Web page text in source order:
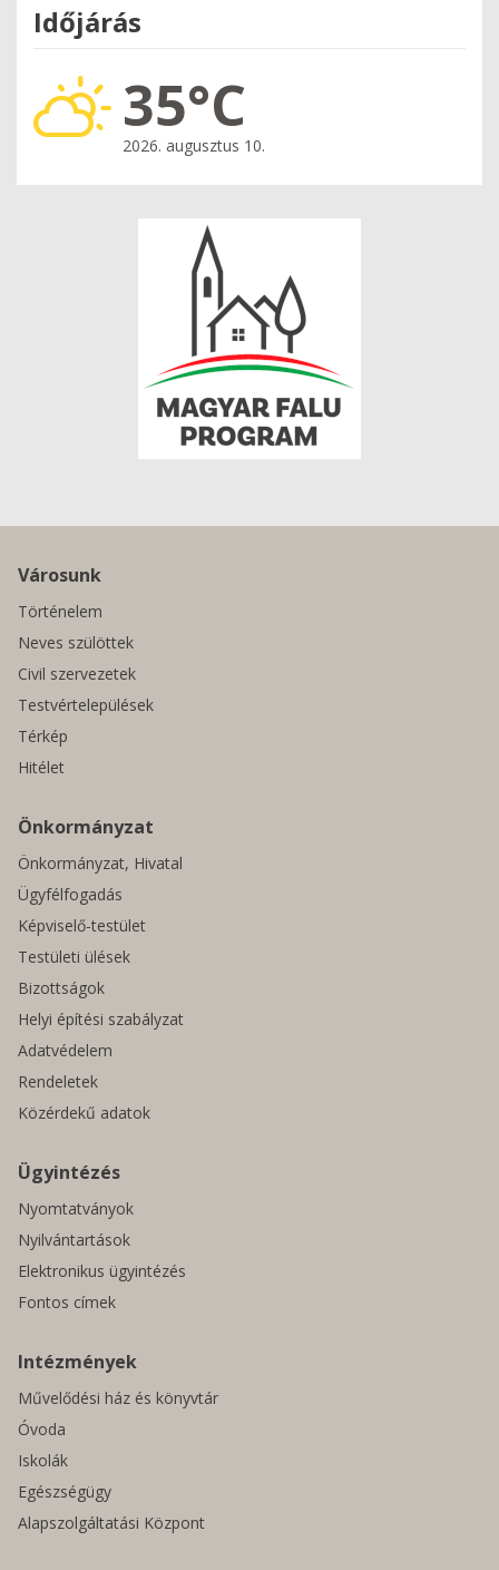
Időjárás
35°C
2026. augusztus 10.
Városunk
Történelem
Neves szülöttek
Civil szervezetek
Testvértelepülések
Térkép
Hitélet
Önkormányzat
Önkormányzat, Hivatal
Ügyfélfogadás
Képviselő-testület
Testületi ülések
Bizottságok
Helyi építési szabályzat
Adatvédelem
Rendeletek
Közérdekű adatok
Ügyintézés
Nyomtatványok
Nyilvántartások
Elektronikus ügyintézés
Fontos címek
Intézmények
Művelődési ház és könyvtár
Óvoda
Iskolák
Egészségügy
Alapszolgáltatási Központ